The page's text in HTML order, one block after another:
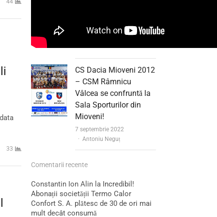
44
33
CS Dacia Mioveni 2012
– CSM Râmnicu
Vâlcea se confruntă la
Sala Sporturilor din
Mioveni!
7 septembrie 2022
Author
Antoniu Neguț
Comentarii recente
Constantin Ion Alin la Incredibil!
Abonații societății Termo Calor
Confort S. A. plătesc de 30 de ori mai
mult decât consumă